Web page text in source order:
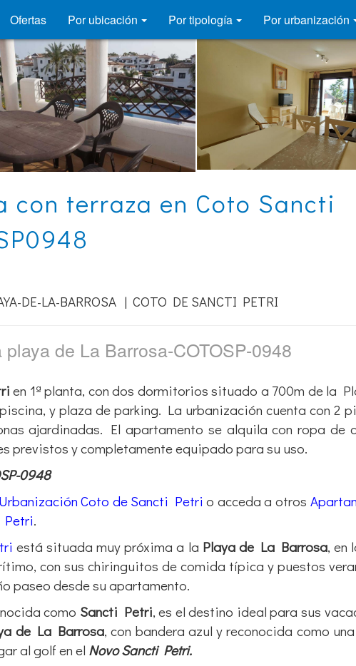
Ofertas Por ubicación Por tipología Por urbanización
con terraza en Coto Sancti
DE-LA-BARROSA | COTO DE SANCTI PETRI
de La Barrosa-COTOSP-0948
en 1ª planta, con dos dormitorios situado a 700m de la
y plaza de parking. La urbanización cuenta con 2
ajardinadas. El apartamento se alquila con ropa de
previstos y completamente equipado para su uso.
0948
Coto de Sancti Petri o acceda a otros
Petri.
está situada muy próxima a la Playa de La Barrosa, en
con sus chiringuitos de comida típica y puestos
paseo desde su apartamento.
como Sancti Petri, es el destino ideal para sus
de La Barrosa, con bandera azul y reconocida como
al golf en el Novo Sancti Petri.